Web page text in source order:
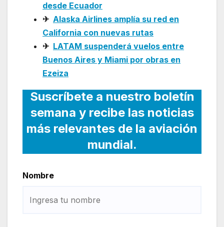
desde Ecuador
✈ Alaska Airlines amplía su red en
California con nuevas rutas
✈ LATAM suspenderá vuelos entre
Buenos Aires y Miami por obras en
Ezeiza
Suscríbete a nuestro boletín
semana y recibe las noticias
más relevantes de la aviación
mundial.
Nombre